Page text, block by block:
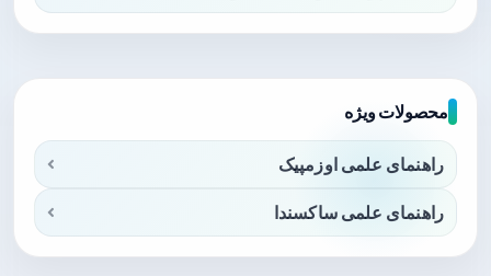
محصولات ویژه
راهنمای علمی اوزمپیک
راهنمای علمی ساکسندا